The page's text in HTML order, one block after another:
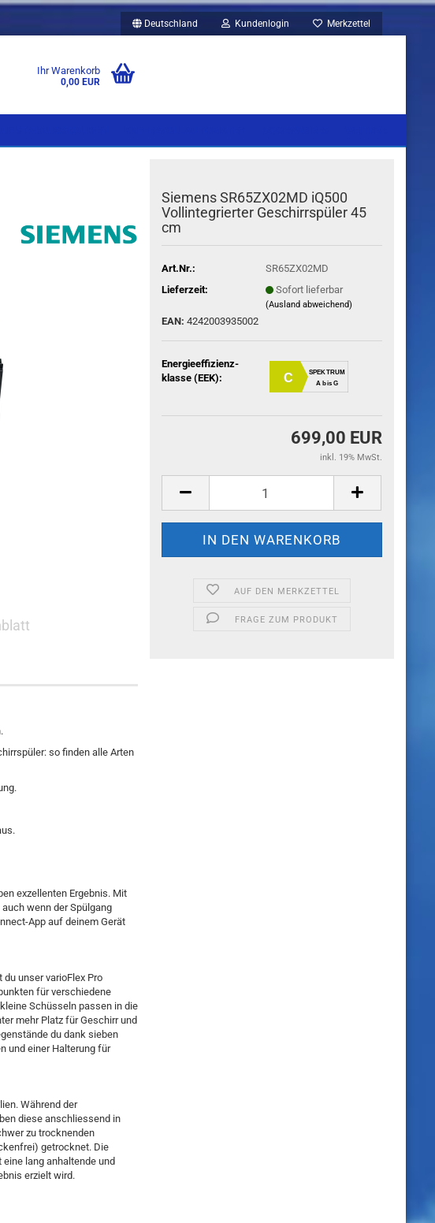
Deutschland Kundenlogin Merkzettel
Ihr Warenkorb
0,00 EUR
Siemens SR65ZX02MD iQ500
Vollintegrierter Geschirrspüler 45
cm
Art.Nr.:
SR65ZX02MD
Lieferzeit:
Sofort lieferbar
(Ausland abweichend)
EAN: 4242003935002
Energieeffizienz-
klasse (EEK):
C
SPEKTRUM
A bis G
699,00 EUR
inkl. 19% MwSt.
AUF DEN MERKZETTEL
FRAGE ZUM PRODUKT
so finden alle Arten
exzellenten Ergebnis. Mit
wenn der Spülgang
App auf deinem Gerät
unser varioFlex Pro
für verschiedene
Schüsseln passen in die
mehr Platz für Geschirr und
du dank sieben
und einer Halterung für
Während der
diese anschliessend in
zu trocknenden
getrocknet. Die
lang anhaltende und
erzielt wird.